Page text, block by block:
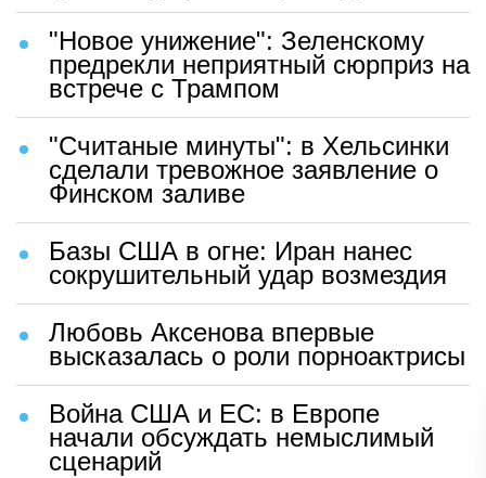
"Новое унижение": Зеленскому
предрекли неприятный сюрприз на
встрече с Трампом
"Считаные минуты": в Хельсинки
сделали тревожное заявление о
Финском заливе
Базы США в огне: Иран нанес
сокрушительный удар возмездия
Любовь Аксенова впервые
высказалась о роли порноактрисы
Война США и ЕС: в Европе
начали обсуждать немыслимый
сценарий